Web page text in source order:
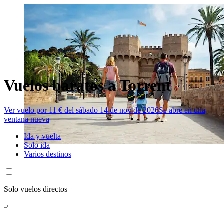
Vuelos baratos a Torrent
Ver vuelo por 11 € del sábado 14 de nov de 2026Se abre en una
ventana nueva
Ida y vuelta
Solo ida
Varios destinos
Solo vuelos directos